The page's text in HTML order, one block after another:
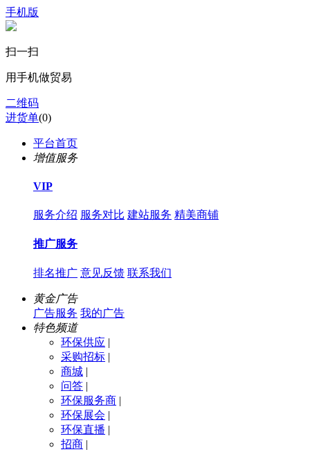
手机版
扫一扫
用手机做贸易
二维码
进货单(0)
平台首页
增值服务
VIP
服务介绍 服务对比 建站服务 精美商铺
推广服务
排名推广 意见反馈 联系我们
黄金广告
广告服务 我的广告
特色频道
环保供应 |
采购招标 |
商城 |
问答 |
环保服务商 |
环保展会 |
环保直播 |
招商 |